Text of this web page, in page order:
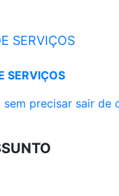
SERVIÇOS
SERVIÇOS
precisar sair de